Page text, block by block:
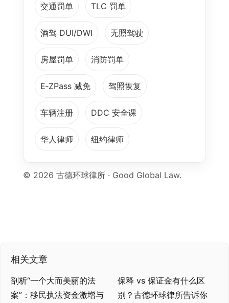
交通罚单 TLC 罚单
酒驾 DUI/DWI 无照驾驶
房屋罚单 消防罚单
E‑ZPass 减免 驾照恢复
车辆注册 DDC 安全课
华人律师 纽约律师
© 2026 古德环球律所 · Good Global Law.
相关文章
剖析“一个大而美丽的法
案”：移民执法资金激增与
保释 vs 保证金有什么区
别？古德环球律所告诉你